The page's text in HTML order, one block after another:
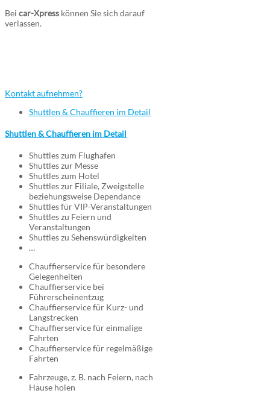
Bei car-Xpress können Sie sich darauf
verlassen.
Kontakt aufnehmen?
Shuttlen & Chauffieren im Detail
Shuttlen & Chauffieren im Detail
Shuttles zum Flughafen
Shuttles zur Messe
Shuttles zum Hotel
Shuttles zur Filiale, Zweigstelle
beziehungsweise Dependance
Shuttles für VIP-Veranstaltungen
Shuttles zu Feiern und
Veranstaltungen
Shuttles zu Sehenswürdigkeiten
…
Chauffierservice für besondere
Gelegenheiten
Chauffierservice bei
Führerscheinentzug
Chauffierservice für Kurz- und
Langstrecken
Chauffierservice für einmalige
Fahrten
Chauffierservice für regelmäßige
Fahrten
Fahrzeuge, z. B. nach Feiern, nach
Hause holen